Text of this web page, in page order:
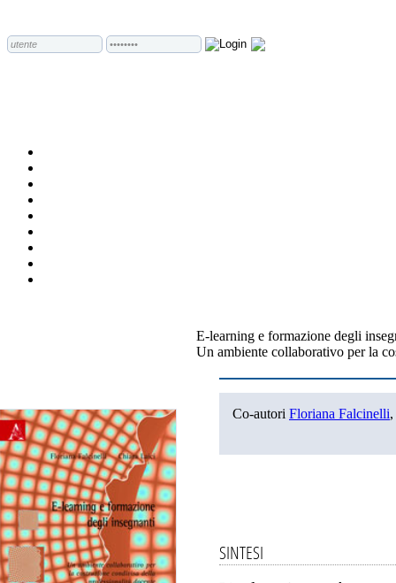
E-learning e formazione degli
Un ambiente collaborativo per la
Co-autori Floriana Falcinelli,
SINTESI